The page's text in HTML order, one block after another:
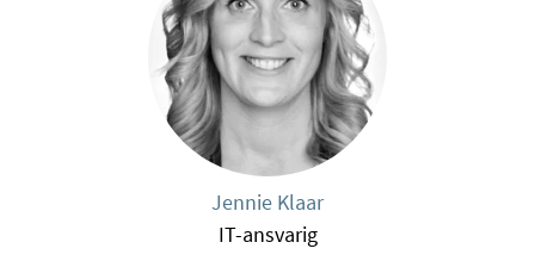
Jennie Klaar
IT-ansvarig